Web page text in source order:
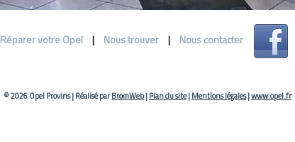
Réparer votre Opel | Nous trouver | Nous contacter
© 2026 Opel Provins|Réalisé parBromWeb|Plan du site|Mentions légales|www.opel.fr